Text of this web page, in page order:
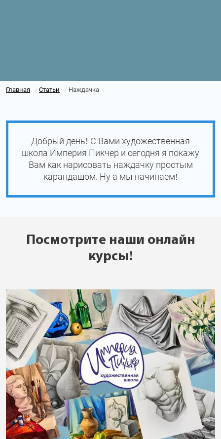
Главная / Статьи / Наждачка
Добрый день! С Вами художественная
школа Империя Пикчер и сегодня я покажу
Вам как нарисовать наждачку простым
карандашом. Ну а мы начинаем!
Посмотрите наши онлайн
курсы!